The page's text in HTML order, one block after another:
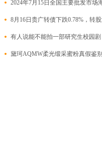
黛珂AQMW柔光缎采蜜粉真假鉴别